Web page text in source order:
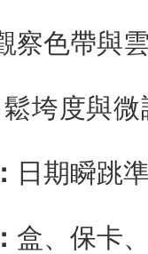
察色帶與
鬆垮度與
日期瞬跳
盒、保卡